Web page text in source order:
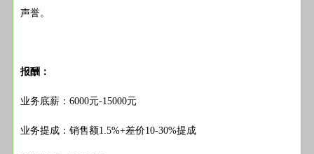
声誉。
报酬：
业务底薪：6000元-15000元
业务提成：销售额1.5%+差价10-30%提成